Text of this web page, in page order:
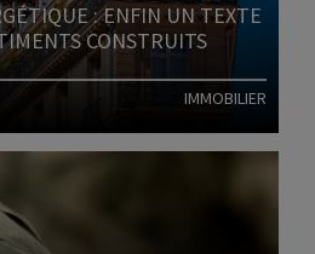
: ENFIN UN TEXTE
CONSTRUITS
IMMOBILIER